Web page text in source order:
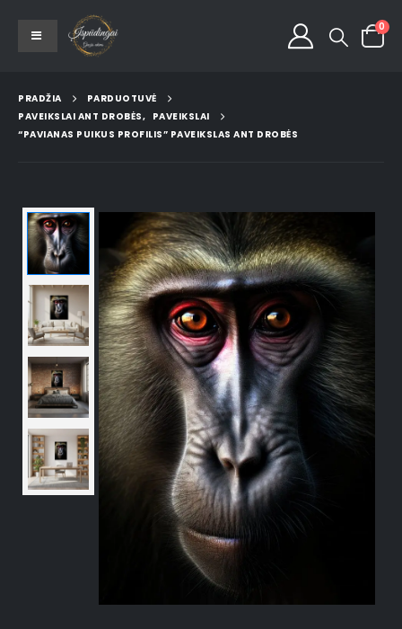
0
PRADŽIA
PARDUOTUVĖ
PAVEIKSLAI ANT DROBĖS, PAVEIKSLAI
“PAVIANAS PUIKUS PROFILIS” PAVEIKSLAS ANT DROBĖS